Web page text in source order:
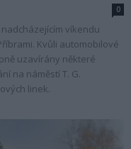
0
víkendu
Kvůli automobilové
uzavírány některé
na náměstí T. G.
linek.